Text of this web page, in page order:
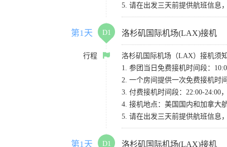
5. 请在出发三天前提供航班信息
第1天 D1 洛杉矶国际机场(LAX)接机
行程
洛杉矶国际机场（LAX）接机须
1. 参团当日免费接机时间段：
2. 一个房间提供一次免费接机时
3. 付费接机时间段：22:00-24:00
4. 接机地点：美国国内和加拿大
5. 请在出发三天前提供航班信息
第1天 D1 洛杉矶国际机场(LAX)接机